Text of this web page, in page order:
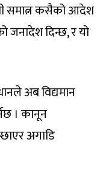
समात्न कसैको आदेश
जनादेश दिन्छ, र यो
अब विद्यमान
। कानून
अगाडि